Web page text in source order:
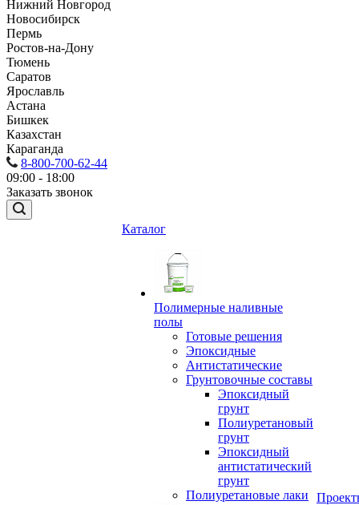
Нижний Новгород
Новосибирск
Пермь
Ростов-на-Дону
Тюмень
Саратов
Ярославль
Астана
Бишкек
Казахстан
Караганда
8-800-700-62-44
09:00 - 18:00
Заказать звонок
Каталог
Полимерные наливные
полы
Готовые решения
Эпоксидные
Антистатические
Грунтовочные составы
Эпоксидный
грунт
Полиуретановый
грунт
Эпоксидный
антистатический
грунт
Полиуретановые лаки